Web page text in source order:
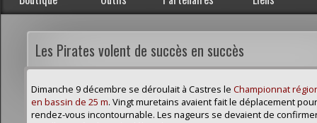
Les Pirates volent de succès en succès
Dimanche 9 décembre se déroulait à Castres le Championnat
en bassin de 25 m. Vingt muretains avaient fait le déplacement
rendez-vous incontournable. Les nageurs se devaient de